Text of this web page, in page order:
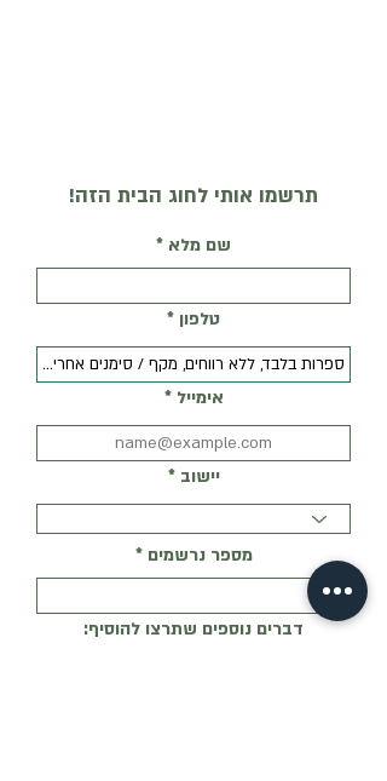
תרשמו אותי לחוג הבית הזה!
שם מלא
טלפון
אימייל
יישוב
מספר נרשמים
דברים נוספים שתרצו להוסיף: